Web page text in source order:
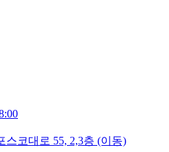
스코대로 55, 2,3층 (이동)